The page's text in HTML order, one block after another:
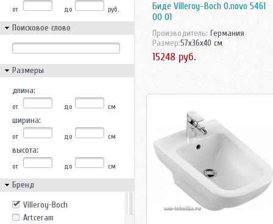
от до руб.
Поисковое слово
Размеры
длина:
от до см
ширина:
от до см
высота:
от до см
Бренд
Villeroy-Boch
Artceram
Биде Villeroy-Boch O.novo 5461
00 01
Производитель: Германия
Размер:57x36x40 см
15248 руб.